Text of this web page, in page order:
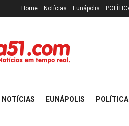
Home Notícias Eunápolis
NOTÍCIAS EUNÁPOLIS POLÍTICA